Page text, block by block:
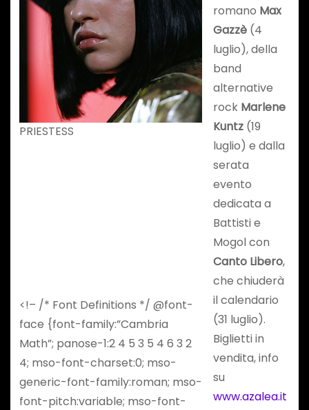
PRIESTESS
<!– /* Font Definitions */ @font-
face {font-family:”Cambria
Math”; panose-1:2 4 5 3 5 4 6 3 2
4; mso-font-charset:0; mso-
generic-font-family:roman; mso-
font-pitch:variable; mso-font-
romano Max
Gazzè(4
luglio), della
band
alternative
rock Marlene
Kuntz(19
luglio) e dalla
serata
evento
dedicata a
Battisti e
Mogol con
Canto Libero,
che chiuderà
il calendario
(31 luglio).
Biglietti in
vendita, info
su
www.azalea.it